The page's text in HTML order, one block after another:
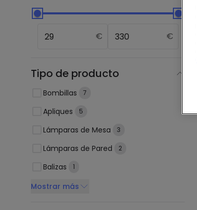
€ €
Tipo de producto
Bombillas 7
Apliques 5
Lámparas de Mesa 3
Lámparas de Pared 2
Balizas 1
Mostrar más